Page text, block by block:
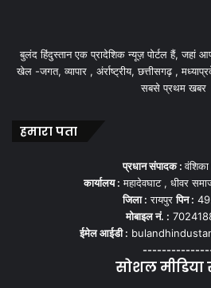
बुलंद हिंदुस्तान एक प्रादेशिक न्यूज़ पोर्टल हैं, जहां
खेल -जगत, व्यापार , अंर्राष्ट्रीय, छत्तीसगढ़ ,
सबसे प्रथम खबर
हमारा पता
प्रधान संपादक :वंशिका
कार्यालय : महादेवघाट , धीवर
जिला : रायपुरपिन :
मोबाइल नं. :
ईमेल आईडी :
सोशल मीडिया